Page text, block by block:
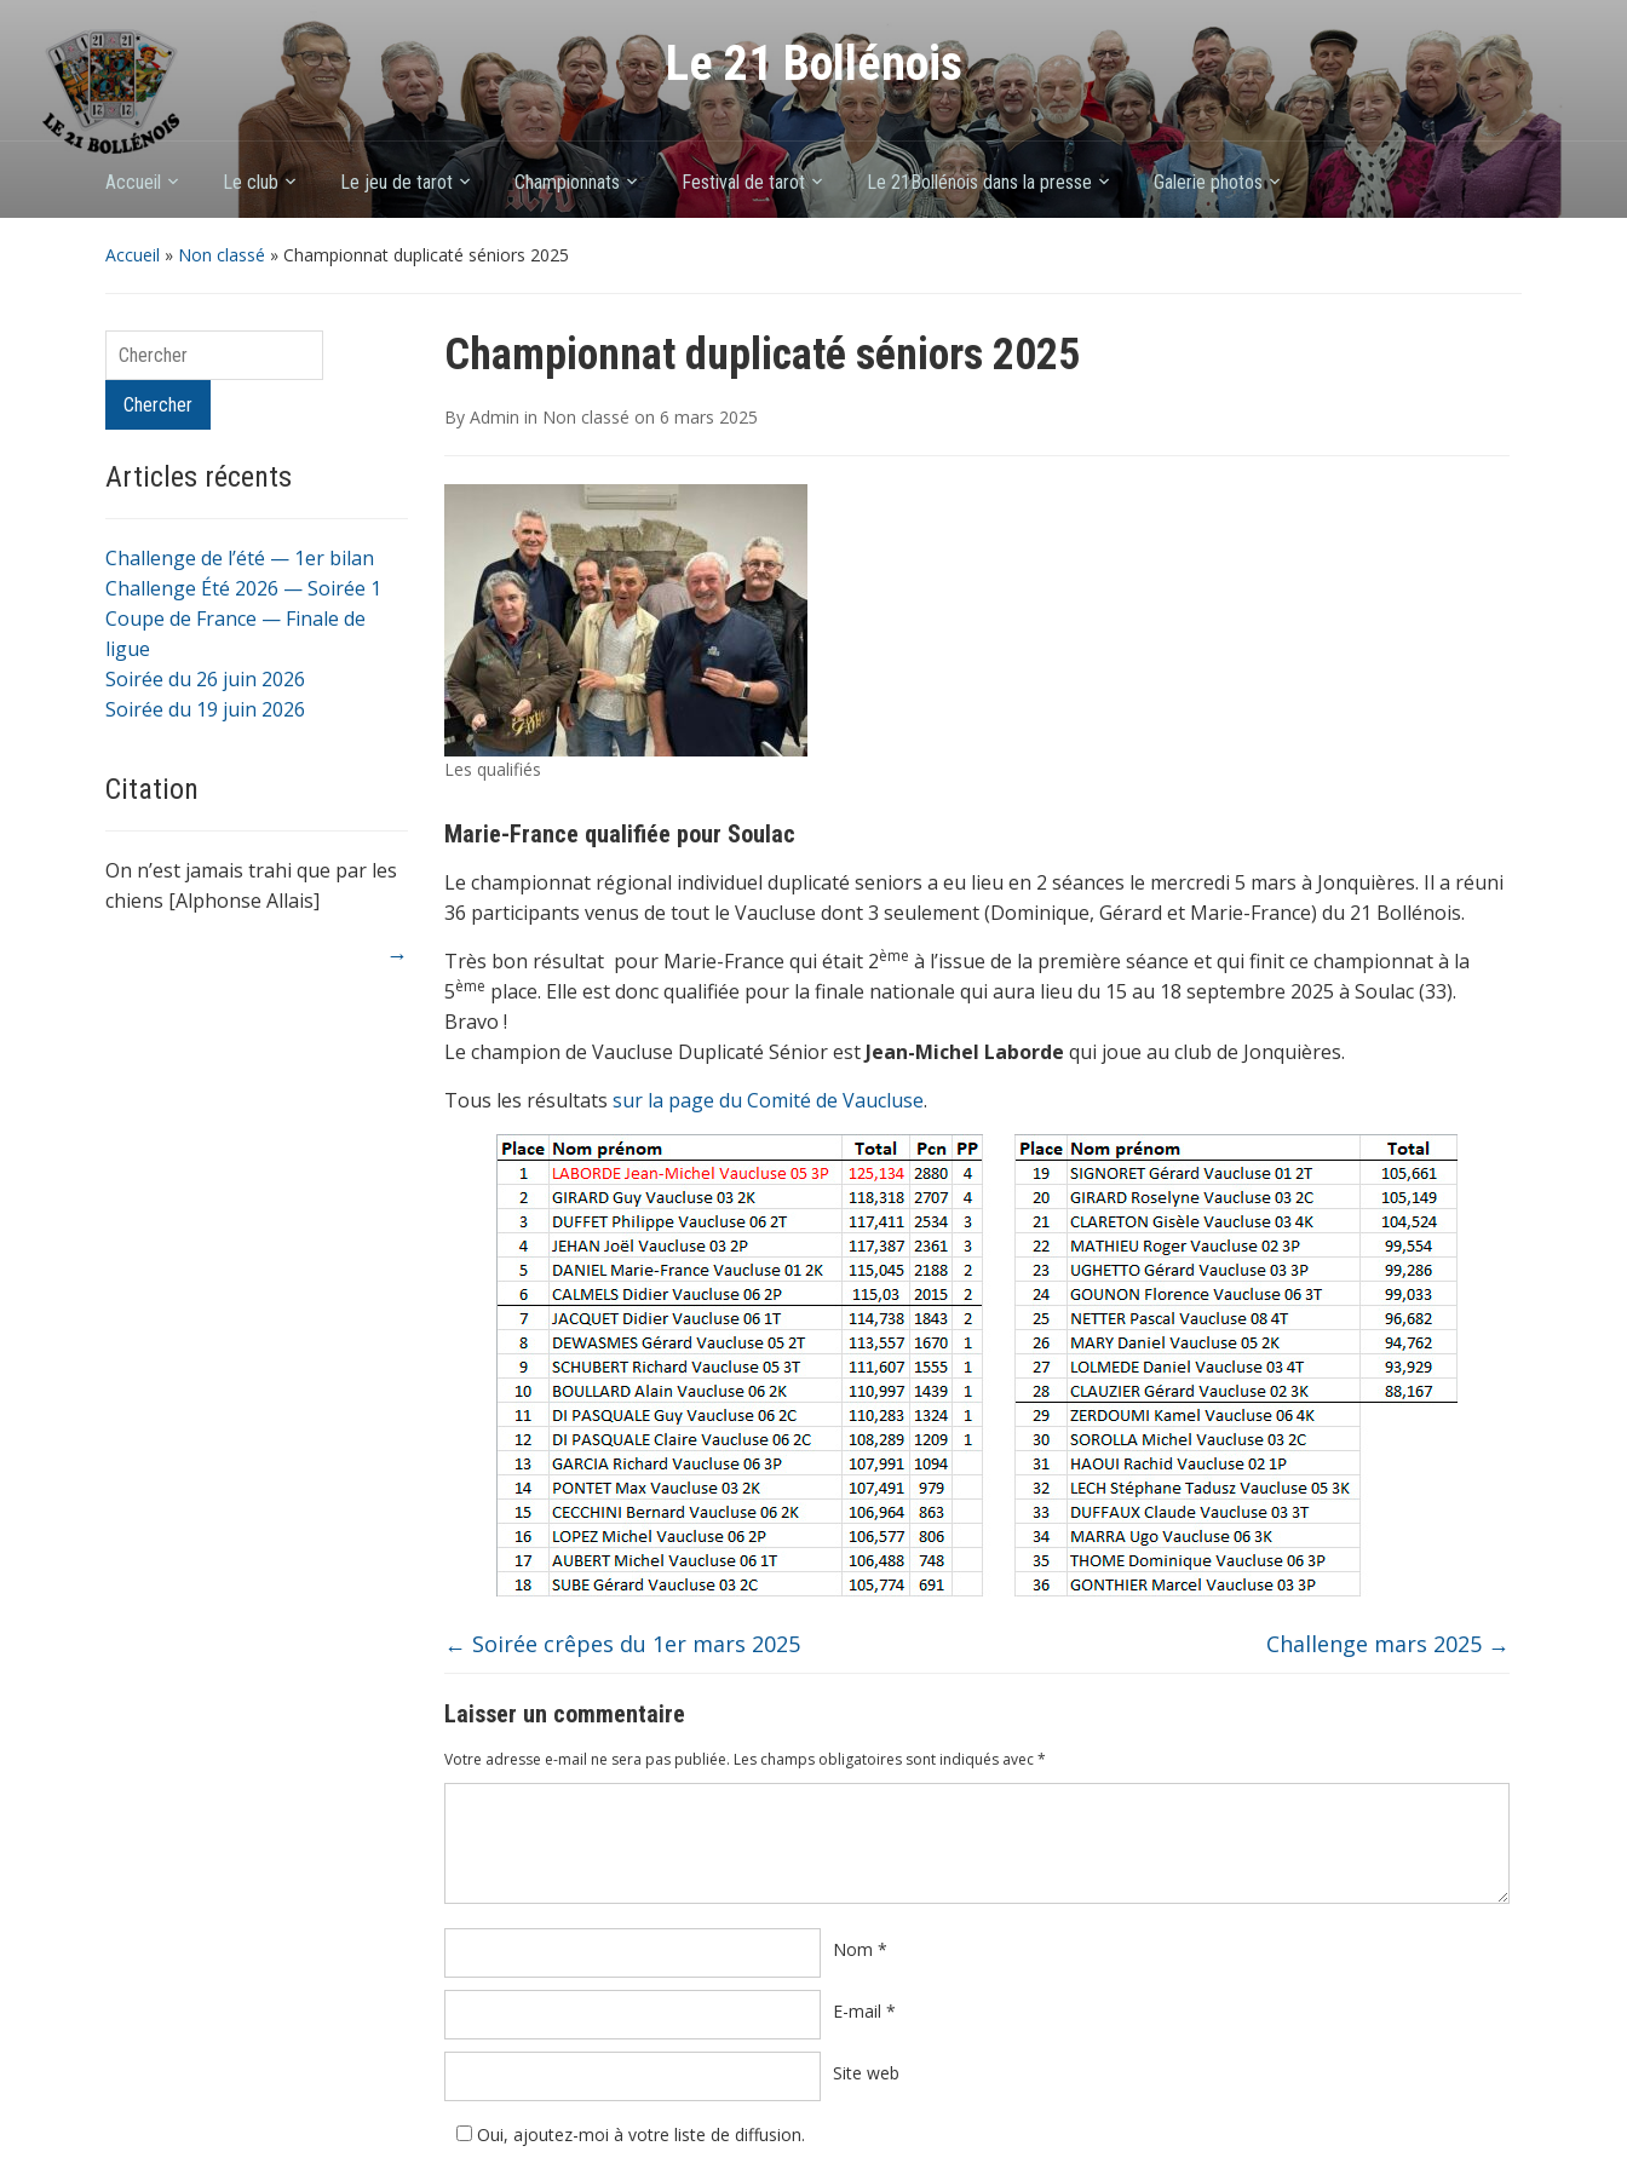
Le 21 Bollénois
Accueil Le club Le jeu de tarot Championnats Festival de tarot Le 21Bollénois dans la presse Galerie photos
Accueil » Non classé » Championnat duplicaté séniors 2025
Chercher
Chercher
Articles récents
Challenge de l’été — 1er bilan
Challenge Été 2026 — Soirée 1
Coupe de France — Finale de
ligue
Soirée du 26 juin 2026
Soirée du 19 juin 2026
Citation
On n’est jamais trahi que par les
chiens [Alphonse Allais]
→
Championnat duplicaté séniors 2025
By Admin in Non classé on 6 mars 2025
Les qualifiés
Marie-France qualifiée pour Soulac
Le championnat régional individuel duplicaté seniors a eu lieu en 2 séances le mercredi 5 mars à Jonquières. Il a réuni
36 participants venus de tout le Vaucluse dont 3 seulement (Dominique, Gérard et Marie-France) du 21 Bollénois.
Très bon résultat pour Marie-France qui était 2ème à l’issue de la première séance et qui finit ce championnat à la
5ème place. Elle est donc qualifiée pour la finale nationale qui aura lieu du 15 au 18 septembre 2025 à Soulac (33).
Bravo !
Le champion de Vaucluse Duplicaté Sénior est Jean-Michel Laborde qui joue au club de Jonquières.
Tous les résultats sur la page du Comité de Vaucluse.
← Soirée crêpes du 1er mars 2025 Challenge mars 2025 →
Laisser un commentaire
Votre adresse e-mail ne sera pas publiée. Les champs obligatoires sont indiqués avec*
Nom *
E-mail *
Site web
Oui, ajoutez-moi à votre liste de diffusion.